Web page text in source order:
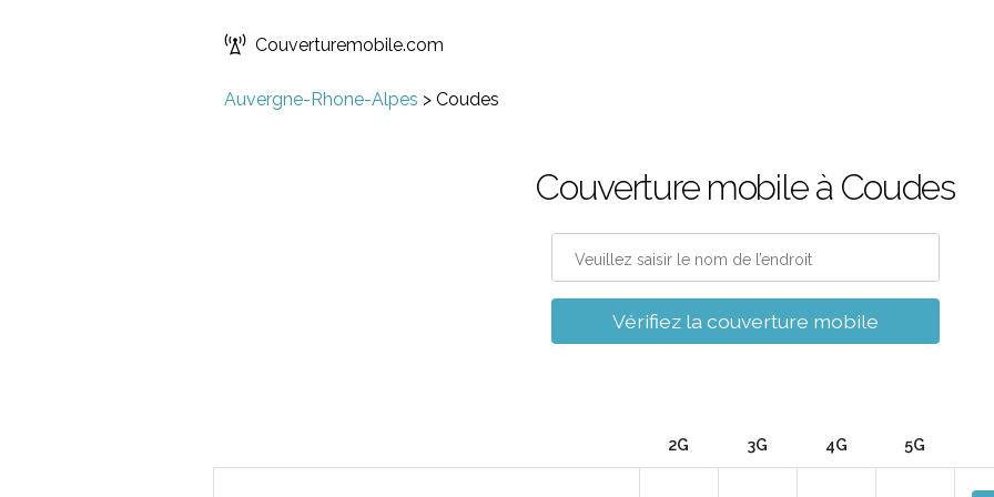
Couverturemobile.com
Auvergne-Rhone-Alpes > Coudes
Couverture mobile à Coudes
Vérifiez la couverture mobile
2G 3G 4G 5G